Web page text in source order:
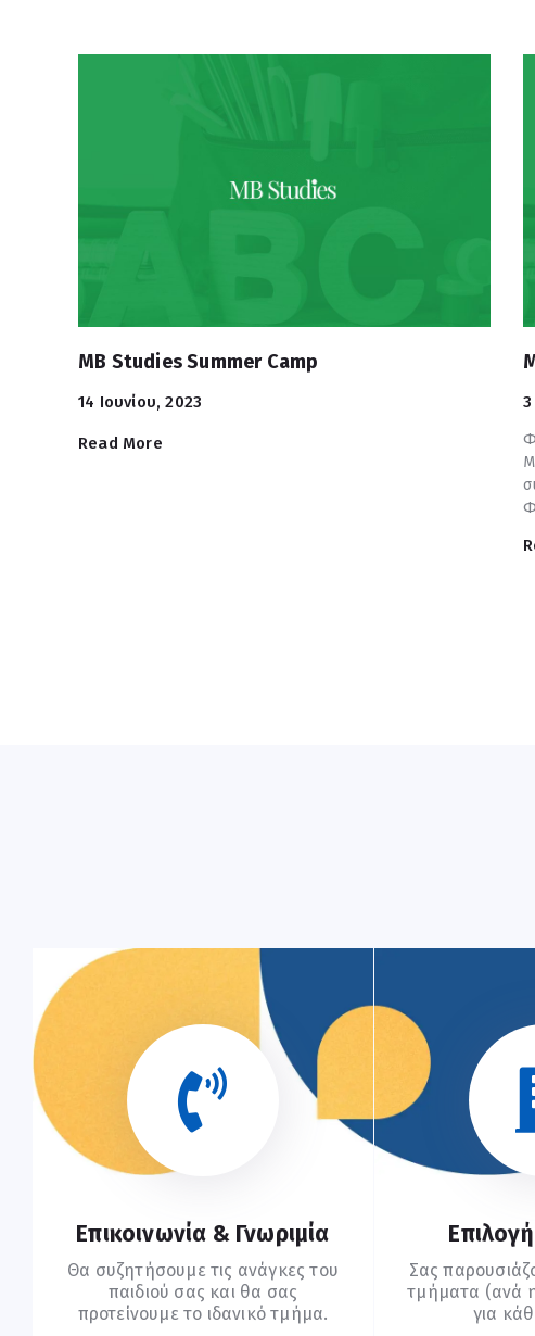
MB Studies Summer Camp
14 Ιουνίου, 2023
Read More
3
Επικοινωνία & Γνωριμία
Θα συζητήσουμε τις ανάγκες του
παιδιού σας και θα σας
προτείνουμε το ιδανικό τμήμα.
Σας
τμήματα (ανά
για